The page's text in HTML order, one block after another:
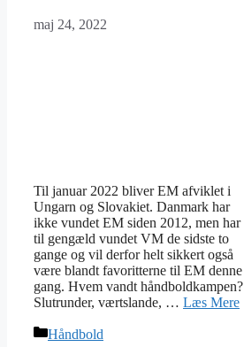
maj 24, 2022
Til januar 2022 bliver EM afviklet i
Ungarn og Slovakiet. Danmark har
ikke vundet EM siden 2012, men har
til gengæld vundet VM de sidste to
gange og vil derfor helt sikkert også
være blandt favoritterne til EM denne
gang. Hvem vandt håndboldkampen?
Slutrunder, værtslande, … Læs Mere
Kategorier
Håndbold